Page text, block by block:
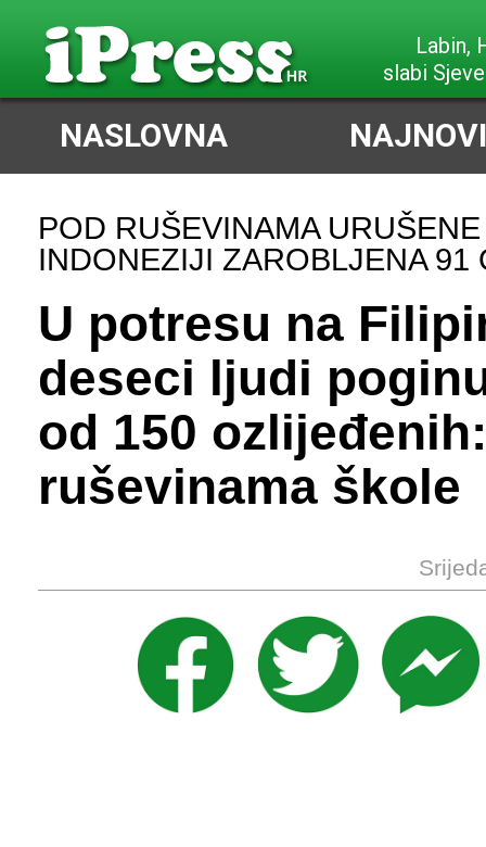
slabi
NASLOVNA
POD RUŠEVINAMA
INDONEZIJI ZAROBLJENA 91
U potresu na
deseci ljudi
od 150
ruševinama škole